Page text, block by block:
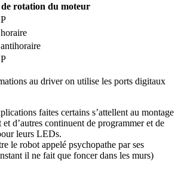
de rotation du moteur
au driver on utilise les ports digitaux
faites certains s’attellent au montage
d’autres continuent de programmer et de
leurs LEDs.
le robot appelé psychopathe par ses
il ne fait que foncer dans les murs)